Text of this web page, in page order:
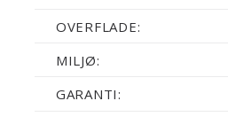
OVERFLADE:
MILJØ:
GARANTI: